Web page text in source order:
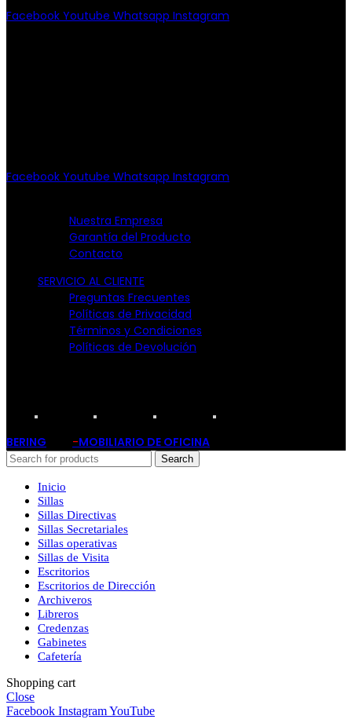
Facebook Youtube Whatsapp Instagram
Facebook Youtube Whatsapp Instagram
Nuestra Empresa
Garantía del Producto
Contacto
SERVICIO AL CLIENTE
Preguntas Frecuentes
Políticas de Privacidad
Términos y Condiciones
Políticas de Devolución
BERING -MOBILIARIO DE OFICINA
Search
Inicio
Sillas
Sillas Directivas
Sillas Secretariales
Sillas operativas
Sillas de Visita
Escritorios
Escritorios de Dirección
Archiveros
Libreros
Credenzas
Gabinetes
Cafetería
Shopping cart
Close
Facebook InstagramYouTube